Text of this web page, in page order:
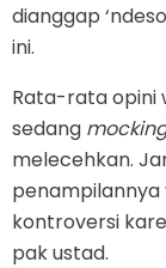
dianggap
ini.
Rata-rata opini
sedang
melecehkan.
penampilannya
kontroversi
pak ustad.